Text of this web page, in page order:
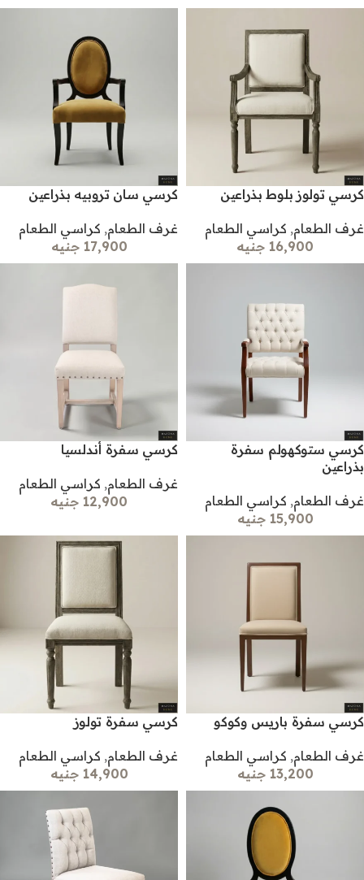
كرسي تولوز بلوط بذراعين
غرف الطعام, كراسي الطعام
16,900 جنيه
كرسي سان تروبيه بذراعين
غرف الطعام, كراسي الطعام
17,900 جنيه
كرسي ستوكهولم سفرة
بذراعين
غرف الطعام, كراسي الطعام
15,900 جنيه
كرسي سفرة أندلسيا
غرف الطعام, كراسي الطعام
12,900 جنيه
كرسي سفرة باريس وكوكو
غرف الطعام, كراسي الطعام
13,200 جنيه
كرسي سفرة تولوز
غرف الطعام, كراسي الطعام
14,900 جنيه